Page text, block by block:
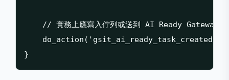
// 實務上應寫入佇列或送到 AI Ready Gateway，
do_action('gsit_ai_ready_task_created',